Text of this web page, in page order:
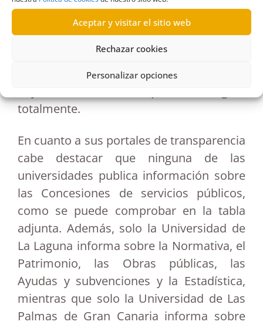
Aceptar y visitar el sitio web
Rechazar cookies
Personalizar opciones
enlace:https://transparenciacanarias.org/
tag/universidades/En todos los casos
consta que las universidades cumplieron
las resoluciones del Comisionado de
Transparencia, aunque en uno de ellos no
totalmente.
En cuanto a sus portales de transparencia
cabe destacar que ninguna de las
universidades publica información sobre
las Concesiones de servicios públicos,
como se puede comprobar en la tabla
adjunta. Además, solo la Universidad de
La Laguna informa sobre la Normativa, el
Patrimonio, las Obras públicas, las
Ayudas y subvenciones y la Estadística,
mientras que solo la Universidad de Las
Palmas de Gran Canaria informa sobre